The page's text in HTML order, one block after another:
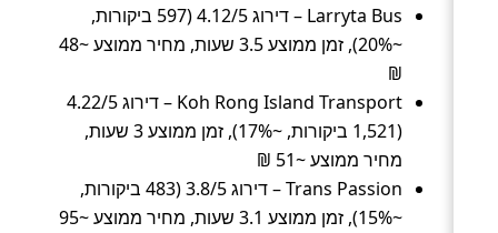
Larryta Bus – דירוג 4.12/5 (597 ביקורות,
~20%), זמן ממוצע 3.5 שעות, מחיר ממוצע ~48
₪
Koh Rong Island Transport – דירוג 4.22/5
(1,521 ביקורות, ~17%), זמן ממוצע 3 שעות,
מחיר ממוצע ~51 ₪
Trans Passion – דירוג 3.8/5 (483 ביקורות,
~15%), זמן ממוצע 3.1 שעות, מחיר ממוצע ~95